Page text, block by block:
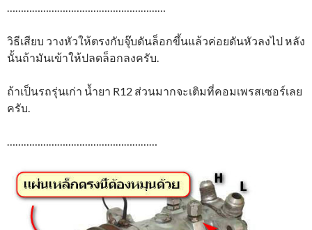
วิธีเสียบ วางหัวให้ตรงกับจุ๊บดันล็อกขึ้นแล้วค่อยดันหัวลงไป หลัง
นั้นถ้ามันเข้าให้ปลดล็อกลงครับ.
ถ้าเป็นรถรุ่นเก่า น้ำยา R12 ส่วนมากจะเติมที่คอมเพรสเซอร์เลย
ครับ.